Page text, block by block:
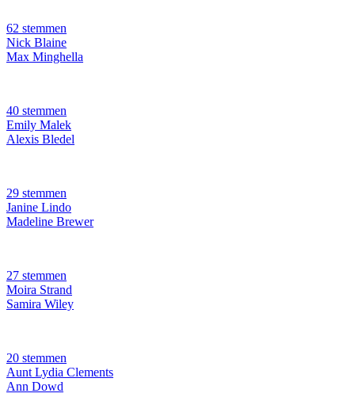
62 stemmen
Nick Blaine
Max Minghella
40 stemmen
Emily Malek
Alexis Bledel
29 stemmen
Janine Lindo
Madeline Brewer
27 stemmen
Moira Strand
Samira Wiley
20 stemmen
Aunt Lydia Clements
Ann Dowd